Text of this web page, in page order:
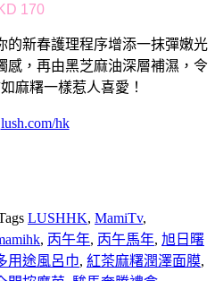
170
的新春護理程序增添一抹彈嫩光
感，再由黑芝麻油深層補濕， 令
麻糬一樣惹人喜愛！
lush.com/hk
LUSHHK, MamiTv,
, 丙午年, 丙午馬年, 旭日曙
用途風呂巾, 紅茶麻糬潤澤面膜,